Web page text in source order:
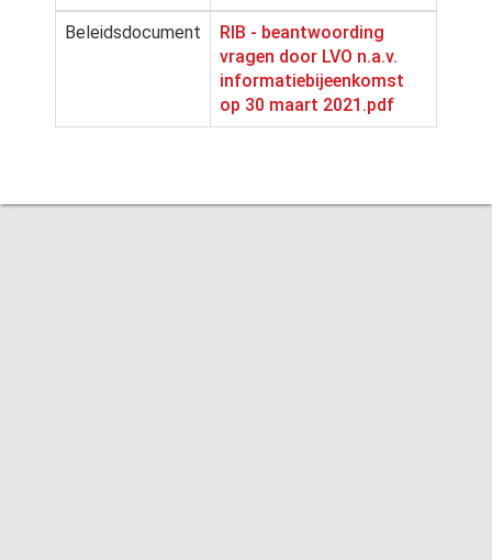
Beleidsdocument
RIB - beantwoording
vragen door LVO n.a.v.
informatiebijeenkomst
op 30 maart 2021.pdf